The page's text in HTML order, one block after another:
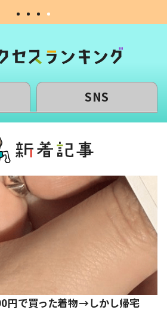
SNS
円で買った着物→しかし帰宅